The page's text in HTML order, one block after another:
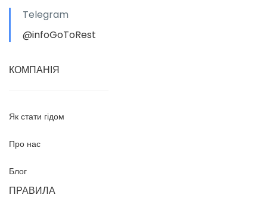
Telegram
@infoGoToRest
КОМПАНІЯ
Як стати гідом
Про нас
Блог
ПРАВИЛА